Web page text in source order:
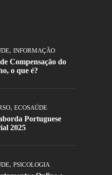
, INFORMAÇÃO
Compensação do
o que é?
, ECOSAÚDE
Portuguese
2025
, PSICOLOGIA